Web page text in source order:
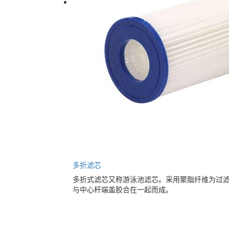
多折滤芯
多折式滤芯又称游泳池滤芯。采用聚脂纤维为过
与中心杆端盖胶合在一起而成。